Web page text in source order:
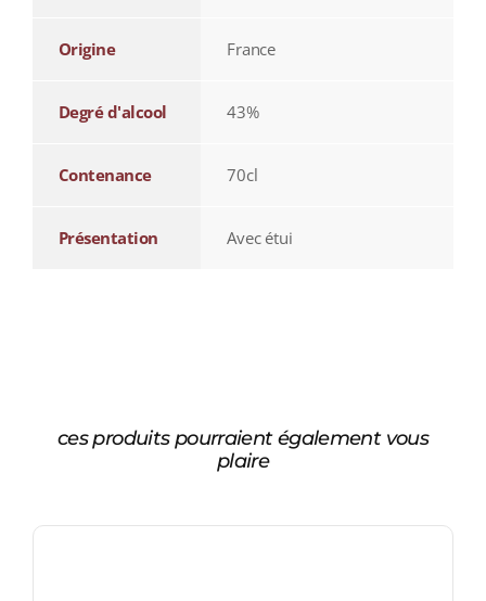
Origine France
Degré d'alcool 43%
Contenance 70cl
Présentation Avec étui
ces produits pourraient également vous
plaire